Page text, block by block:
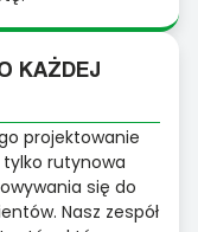
KAŻDEJ
projektowanie
tylko rutynowa
się do
Nasz zespół